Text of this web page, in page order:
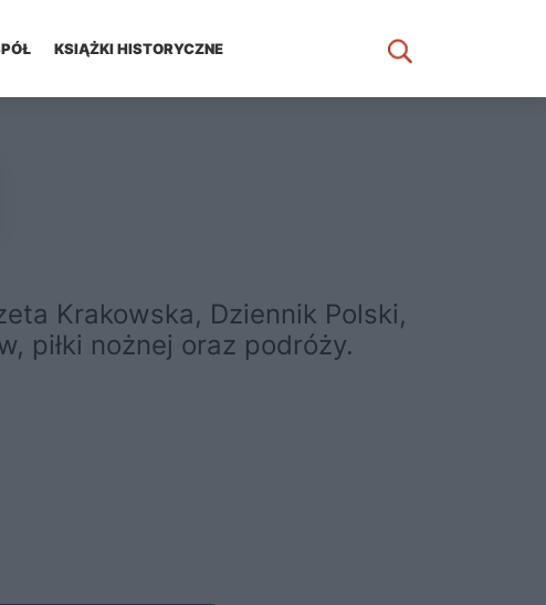
KSIĄŻKI HISTORYCZNE
Krakowska, Dziennik Polski,
piłki nożnej oraz podróży.